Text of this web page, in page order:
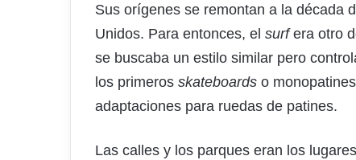
Sus orígenes se remontan a la década
Unidos. Para entonces, el surfera otro
se buscaba un estilo similar pero
los primeros skateboards o
adaptaciones para ruedas de patines.
Las calles y los parques eran los